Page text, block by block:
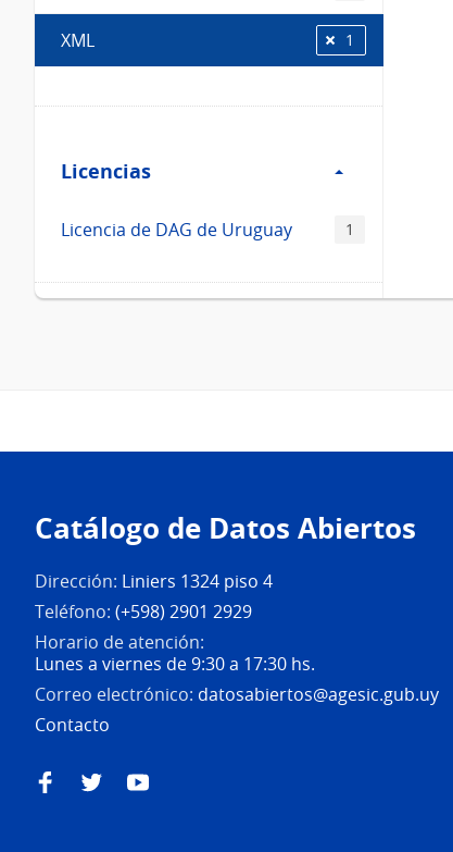
XML 1
Licencias
Licencias
Licencia de DAG de Uruguay 1
página
Catálogo de Datos Abiertos
Dirección: Liniers 1324 piso 4
Teléfono: (+598) 2901 2929
Horario de atención:
Lunes a viernes de 9:30 a 17:30 hs.
Correo electrónico: datosabiertos@agesic.gub.uy
Contacto
FacebookTwitterYouTube